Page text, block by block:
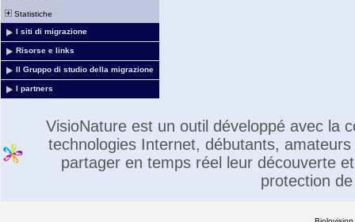
Statistiche
I siti di migrazione
Risorse e links
Il Gruppo di studio della migrazione
I partners
VisioNature est un outil développé avec la
technologies Internet, débutants,
partager en temps réel leur découverte
protection